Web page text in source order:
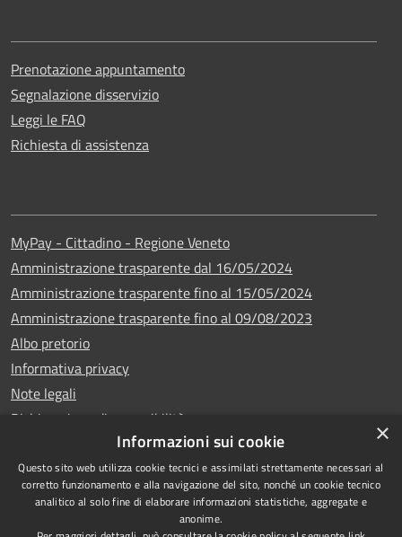
Prenotazione appuntamento
Segnalazione disservizio
Leggi le FAQ
Richiesta di assistenza
MyPay - Cittadino - Regione Veneto
Amministrazione trasparente dal 16/05/2024
Amministrazione trasparente fino al 15/05/2024
Amministrazione trasparente fino al 09/08/2023
Albo pretorio
Informativa privacy
Note legali
Dichiarazione di accessibilità
RSS
Copyright © 2024
×
Informazioni sui cookie
Questo sito web utilizza cookie tecnici e assimilati strettamente necessari al
corretto funzionamento e alla navigazione del sito, nonché un cookie tecnico
analitico al solo fine di elaborare informazioni statistiche, aggregate e
anonime.